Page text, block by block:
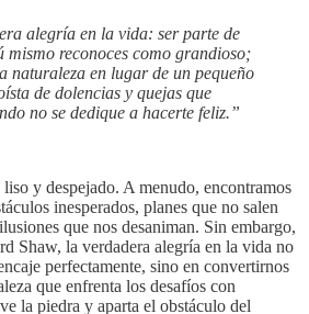
alegría en la vida: ser parte de
mismo reconoces como grandioso;
naturaleza en lugar de un pequeño
de dolencias y quejas que
no se dedique a hacerte feliz.”
y despejado. A menudo, encontramos
inesperados, planes que no salen
que nos desaniman. Sin embargo,
Shaw, la verdadera alegría en la vida no
perfectamente, sino en convertirnos
que enfrenta los desafíos con
la piedra y aparta el obstáculo del